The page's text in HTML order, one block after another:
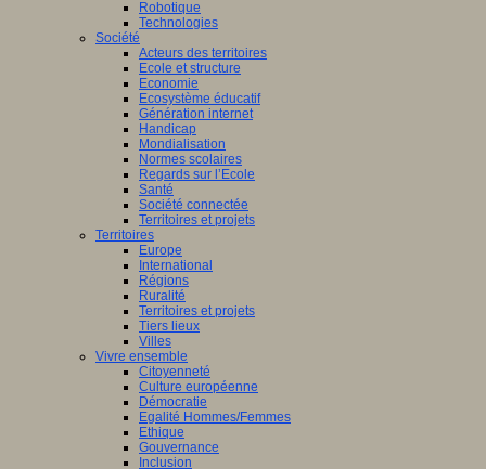
Robotique
Technologies
Société
Acteurs des territoires
Ecole et structure
Economie
Ecosystème éducatif
Génération internet
Handicap
Mondialisation
Normes scolaires
Regards sur l’Ecole
Santé
Société connectée
Territoires et projets
Territoires
Europe
International
Régions
Ruralité
Territoires et projets
Tiers lieux
Villes
Vivre ensemble
Citoyenneté
Culture européenne
Démocratie
Egalité Hommes/Femmes
Ethique
Gouvernance
Inclusion